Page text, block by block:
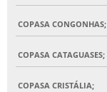
COPASA CONGONHAS;
COPASA CATAGUASES;
COPASA CRISTÁLIA;